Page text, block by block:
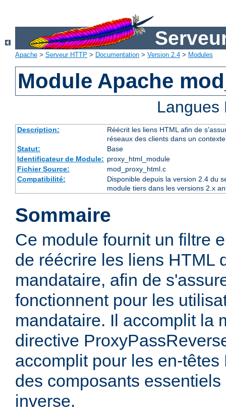
Apache > Serveur HTTP > Documentation > Version 2.4 > Modules
Module Apache
Description:
Réécrit les liens HTML afin de
réseaux des clients dans un
Statut:
Base
Identificateur de Module: proxy_html_module
Fichier Source:
mod_proxy_html.c
Compatibilité:
Disponible depuis la version 2.4 du
module tiers dans les versions 2.x
Sommaire
Ce module fournit un filtre
de réécrire les liens HTML
mandataire, afin de
fonctionnent pour les
mandataire. Il accomplit la
directive
accomplit pour les en-têtes
des composants
inverse.